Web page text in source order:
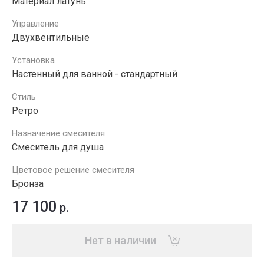
Управление
Двухвентильные
Установка
Настенный для ванной - стандартный
Стиль
Ретро
Назначение смесителя
Смеситель для душа
Цветовое решение смесителя
Бронза
17 100 р.
Нет в наличии